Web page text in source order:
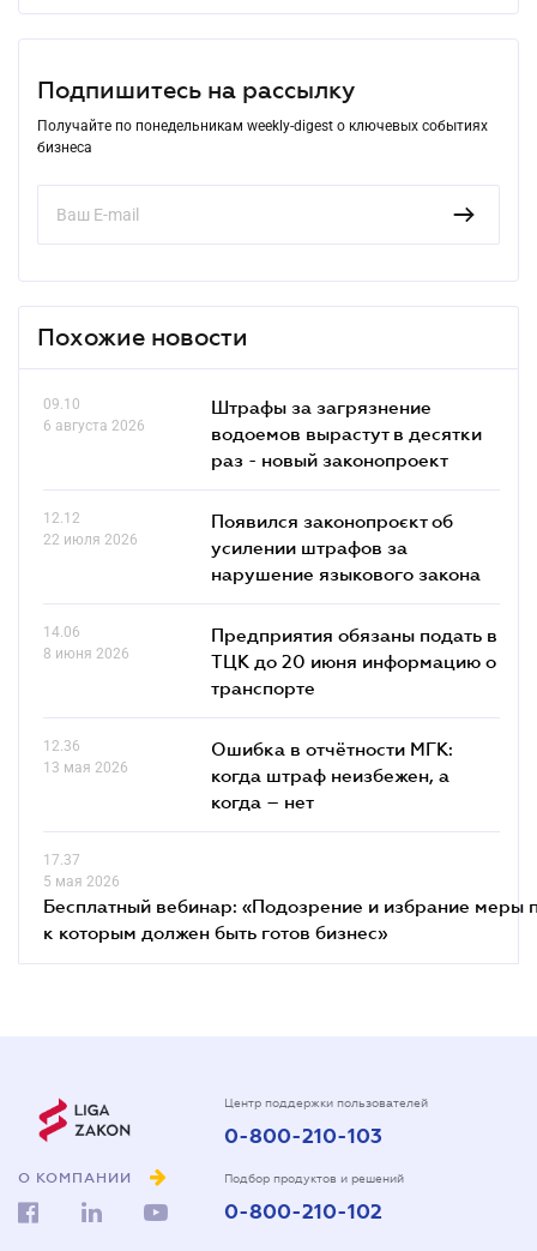
Подпишитесь на рассылку
Получайте по понедельникам weekly-digest о ключевых событиях
бизнеса
Похожие новости
09.10
6 августа 2026
Штрафы за загрязнение
водоемов вырастут в десятки
раз - новый законопроект
12.12
22 июля 2026
Появился законопроєкт об
усилении штрафов за
нарушение языкового закона
14.06
8 июня 2026
Предприятия обязаны подать в
ТЦК до 20 июня информацию о
транспорте
12.36
13 мая 2026
Ошибка в отчётности МГК:
когда штраф неизбежен, а
когда – нет
17.37
5 мая 2026
Бесплатный вебинар: «Подозрение и избрание меры
к которым должен быть готов бизнес»
О КОМПАНИИ
Центр поддержки пользователей
0-800-210-103
Подбор продуктов и решений
0-800-210-102